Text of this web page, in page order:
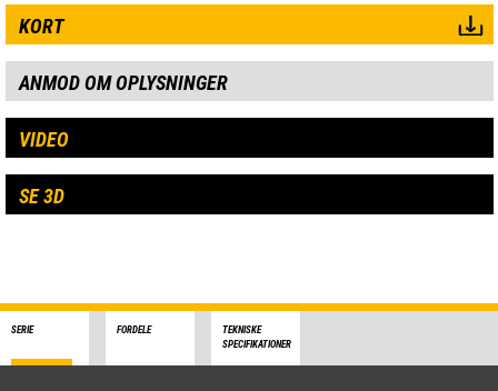
KORT
ANMOD OM OPLYSNINGER
VIDEO
SE 3D
SERIE FORDELE
TEKNISKE
SPECIFIKATIONER